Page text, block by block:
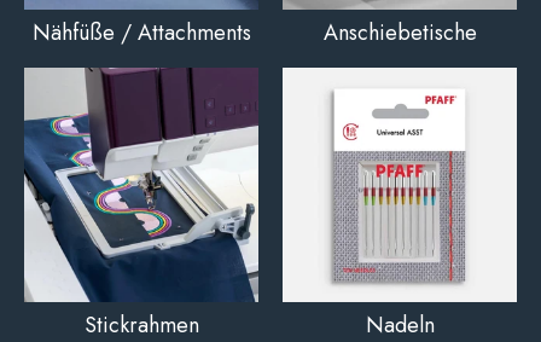
Nähfüße / Attachments Anschiebetische
Stickrahmen Nadeln